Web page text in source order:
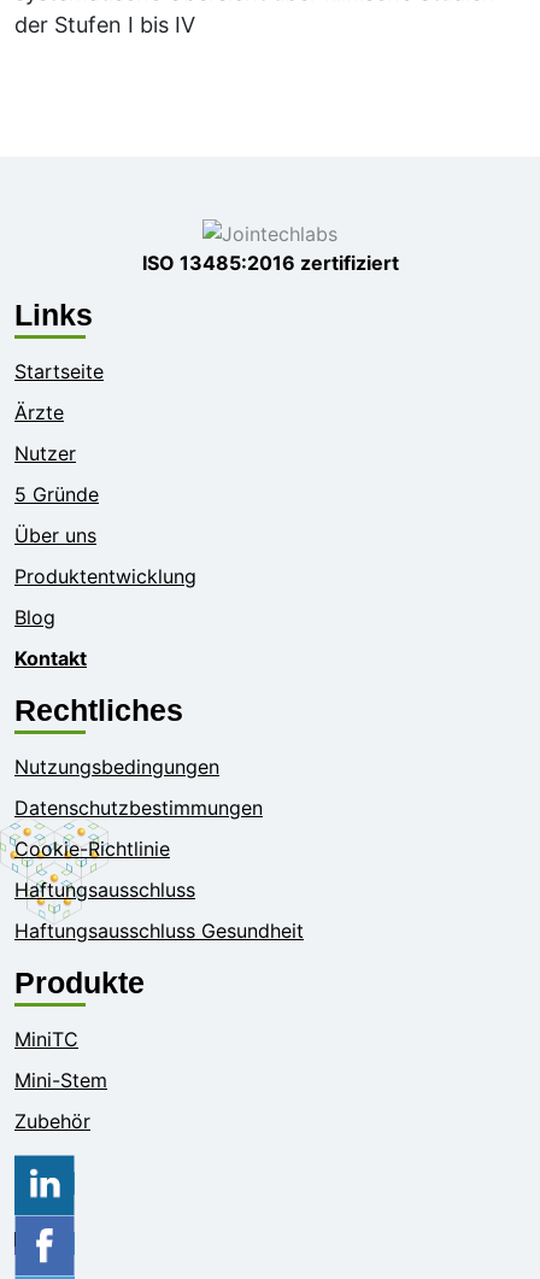
der Stufen I bis IV
ISO 13485:2016 zertifiziert
Links
Startseite
Ärzte
Nutzer
5 Gründe
Über uns
Produktentwicklung
Blog
Kontakt
Rechtliches
Nutzungsbedingungen
Datenschutzbestimmungen
Cookie-Richtlinie
Haftungsausschluss
Haftungsausschluss Gesundheit
Produkte
MiniTC
Mini-Stem
Zubehör